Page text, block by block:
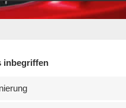
inbegriffen